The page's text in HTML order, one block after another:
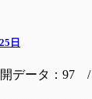
日
データ：97 /